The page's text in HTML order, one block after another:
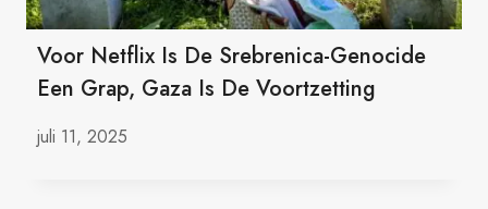
Voor Netflix Is De Srebrenica-Genocide
Een Grap, Gaza Is De Voortzetting
juli 11, 2025